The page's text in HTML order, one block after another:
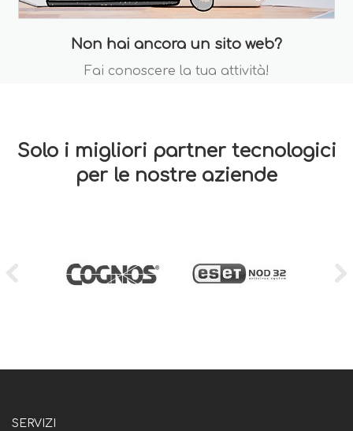
Non hai ancora un sito web?
Fai conoscere la tua attività!
Solo i migliori partner tecnologici
per le nostre aziende
SERVIZI